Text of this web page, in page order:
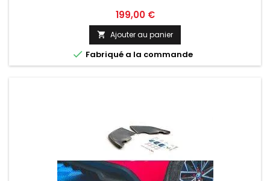
Prix
199,00 €
 Ajouter au panier
 Fabriqué a la commande